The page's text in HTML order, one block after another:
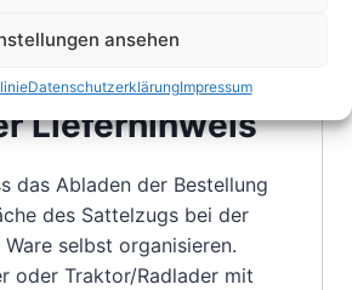
ansehen
DatenschutzerklärungImpressum
Lieferhinweis
das Abladen der Bestellung
des Sattelzugs bei der
selbst organisieren.
oder Traktor/Radlader mit